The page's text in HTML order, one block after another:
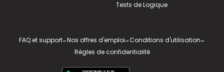
Tests de Logique
FAQ et support-Nos offres d'emploi-Conditions d'utilisation-
Règles de confidentialité